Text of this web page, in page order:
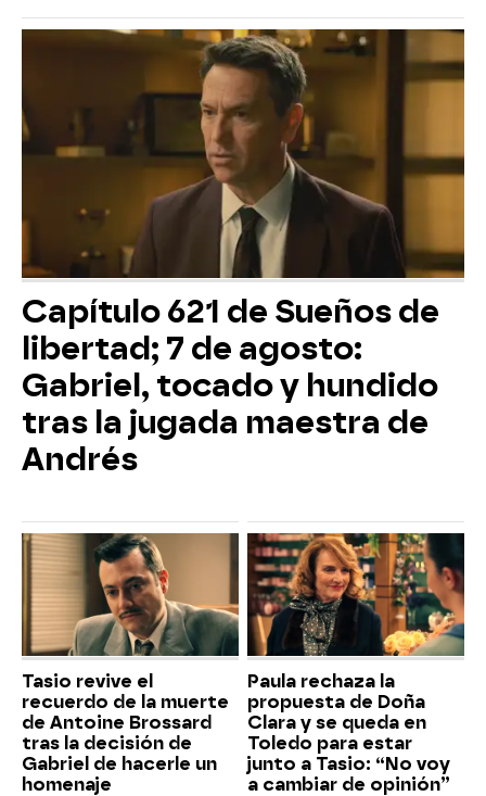
Capítulo 621 de Sueños de
libertad; 7 de agosto:
Gabriel, tocado y hundido
tras la jugada maestra de
Andrés
Tasio revive el
recuerdo de la muerte
de Antoine Brossard
tras la decisión de
Gabriel de hacerle un
homenaje
Paula rechaza la
propuesta de Doña
Clara y se queda en
Toledo para estar
junto a Tasio: “No voy
a cambiar de opinión”